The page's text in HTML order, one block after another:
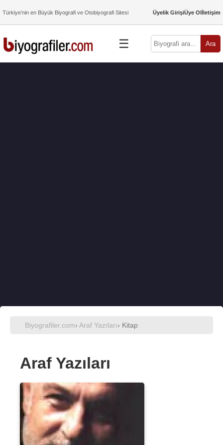
Türkiye’nin en Büyük Biyografi ve Otobiyografi Sitesi Üyelik GirişiÜye Olİletişim
☰ Ara
Biyografiler.com› Araf Yazıları› Kitap
Araf Yazıları